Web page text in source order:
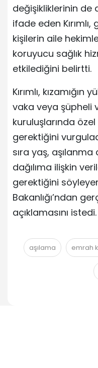
değişikliklerinin de
ifade eden
kişilerin aile
koruyucu sağlık
etkilediğini belirtti.
Kırımlı, kızamığın
vaka veya şüpheli
kuruluşlarında
gerektiğini
sıra yaş,
dağılıma ilişkin
gerektiğini söyleyen
Bakanlığı’ndan
açıklamasını istedi.
aşılama emrah